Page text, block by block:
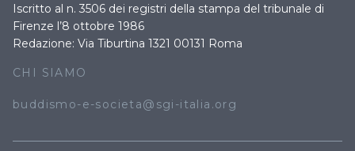
Iscritto al n. 3506 dei registri della stampa del tribunale di
Firenze l’8 ottobre 1986
Redazione: Via Tiburtina 1321 00131 Roma
CHI SIAMO
buddismo-e-societa@sgi-italia.org